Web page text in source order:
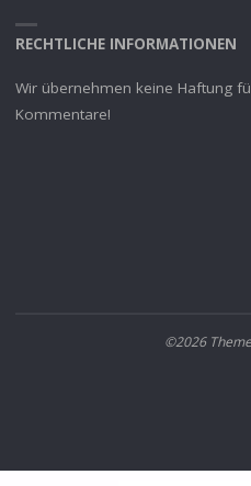
RECHTLICHE INFORMATIONEN
Wir übernehmen keine Haftung
Kommentare!
©2026